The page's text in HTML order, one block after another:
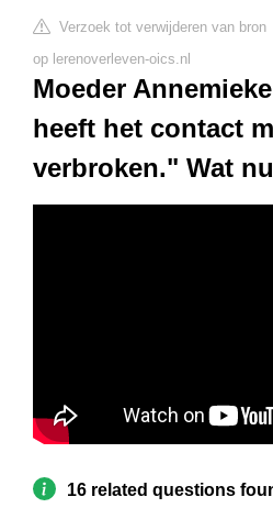
Verzoek tot verwijderen van bron
op lerenoverleven-oics.nl
Moeder
heeft het contact
verbroken." Wat
16 related questions